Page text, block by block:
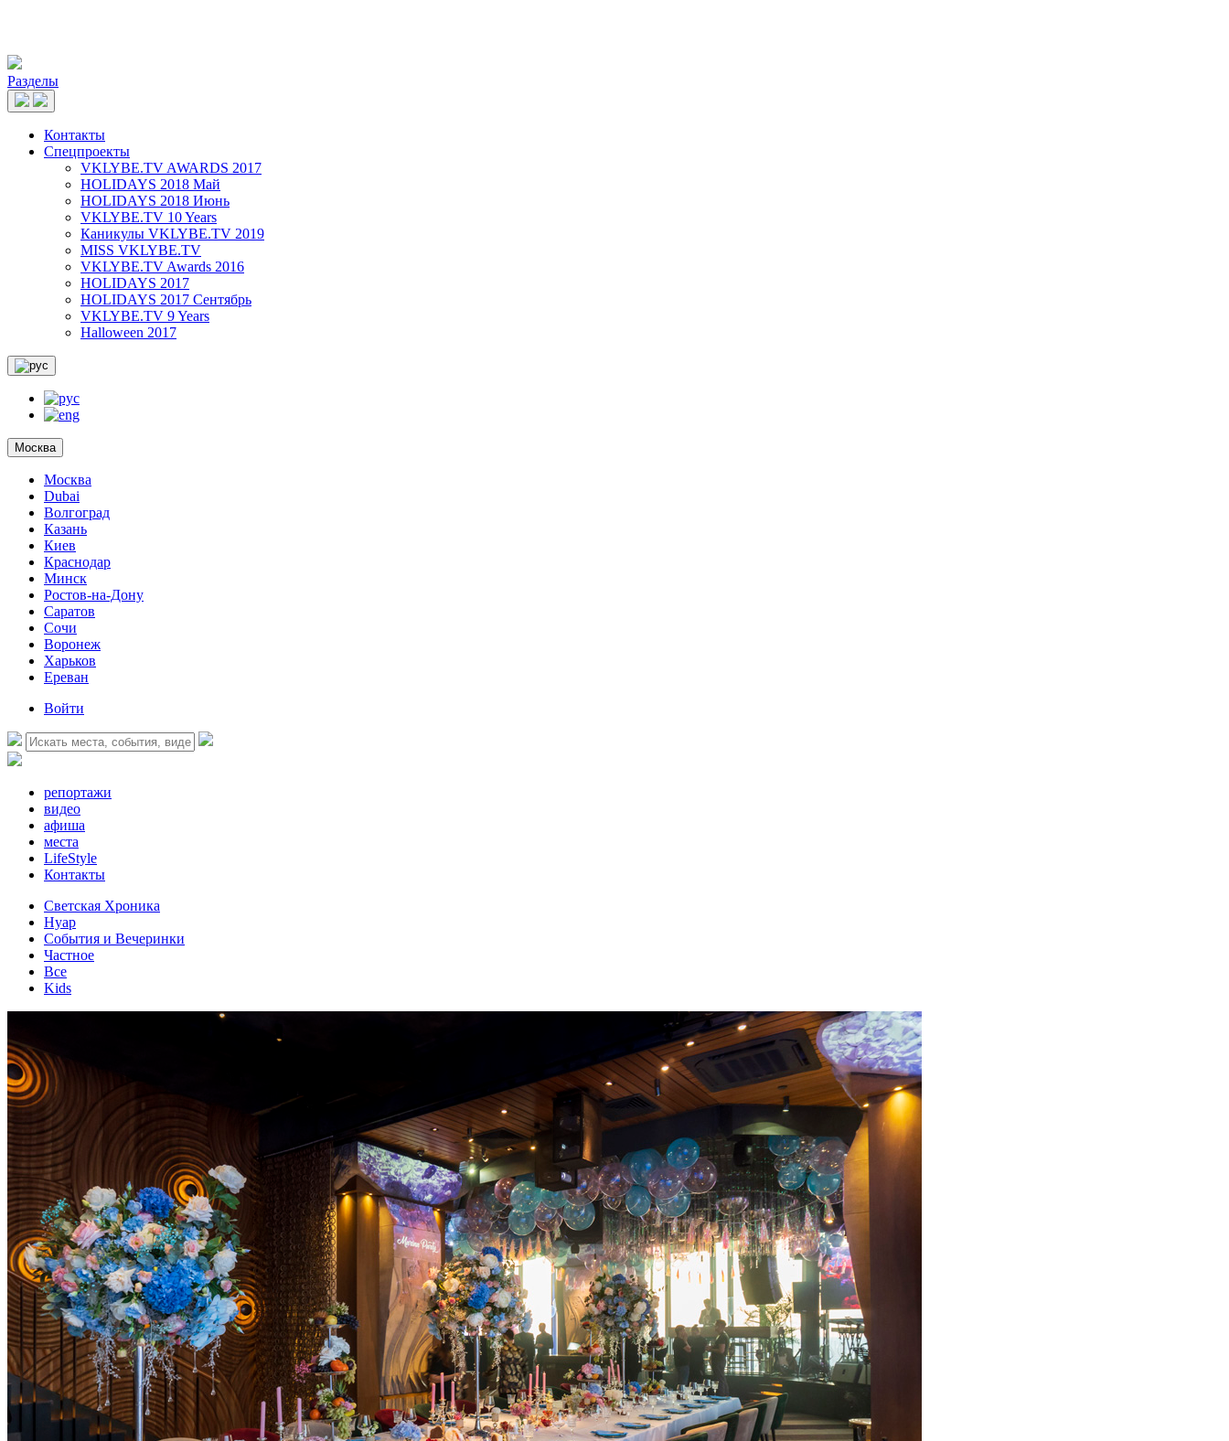
Разделы
Контакты
Спецпроекты
VKLYBE.TV AWARDS 2017
HOLIDAYS 2018 Май
HOLIDAYS 2018 Июнь
VKLYBE.TV 10 Years
Каникулы VKLYBE.TV 2019
MISS VKLYBE.TV
VKLYBE.TV Awards 2016
HOLIDAYS 2017
HOLIDAYS 2017 Сентябрь
VKLYBE.TV 9 Years
Halloween 2017
Москва
Москва
Dubai
Волгоград
Казань
Киев
Краснодар
Минск
Ростов-на-Дону
Саратов
Сочи
Воронеж
Харьков
Ереван
Войти
репортажи
видео
афиша
места
LifeStyle
Контакты
Светская Хроника
Нуар
События и Вечеринки
Частное
Все
Kids